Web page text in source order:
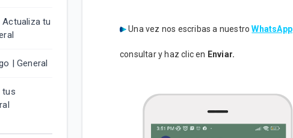
Actualiza tu
| General
tus
Una vez nos escribas a nuestroWhatsApp
consultar y haz clic en Enviar.